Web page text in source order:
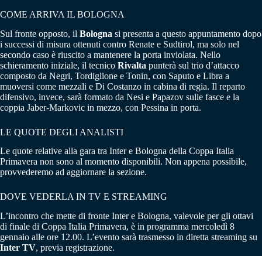
COME ARRIVA IL BOLOGNA
Sul fronte opposto, il Bologna si presenta a questo appuntamento dopo
i successi di misura ottenuti contro Renate e Sudtirol, ma solo nel
secondo caso è riuscito a mantenere la porta inviolata. Nello
schieramento iniziale, il tecnico Rivalta punterà sul trio d’attacco
composto da Negri, Tordiglione e Tonin, con Saputo e Libra a
muoversi come mezzali e Di Costanzo in cabina di regia. Il reparto
difensivo, invece, sarà formato da Nesi e Papazov sulle fasce e la
coppia Jaber-Markovic in mezzo, con Pessina in porta.
LE QUOTE DEGLI ANALISTI
Le quote relative alla gara tra Inter e Bologna della Coppa Italia
Primavera non sono al momento disponibili. Non appena possibile,
provvederemo ad aggiornare la sezione.
DOVE VEDERLA IN TV E STREAMING
L’incontro che mette di fronte Inter e Bologna, valevole per gli ottavi
di finale di Coppa Italia Primavera, è in programma mercoledì 8
gennaio alle ore 12.00. L’evento sarà trasmesso in diretta streaming su
Inter TV, previa registrazione.